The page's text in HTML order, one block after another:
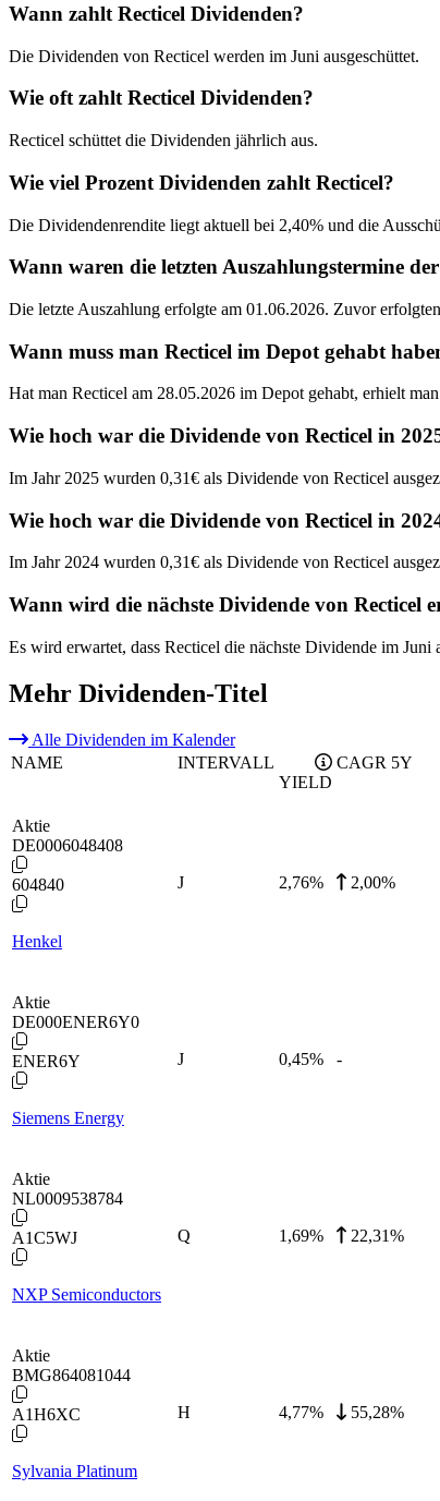
Wann zahlt Recticel Dividenden?
Die Dividenden von Recticel werden im Juni ausgeschüttet.
Wie oft zahlt Recticel Dividenden?
Recticel schüttet die Dividenden jährlich aus.
Wie viel Prozent Dividenden zahlt Recticel?
Die Dividendenrendite liegt aktuell bei 2,40% und die
Wann waren die letzten Auszahlungstermine
Die letzte Auszahlung erfolgte am 01.06.2026. Zuvor
Wann muss man Recticel im Depot gehabt
Hat man Recticel am 28.05.2026 im Depot gehabt, erhielt
Wie hoch war die Dividende von Recticel in
Im Jahr 2025 wurden 0,31€ als Dividende von Recticel
Wie hoch war die Dividende von Recticel in
Im Jahr 2024 wurden 0,31€ als Dividende von Recticel
Wann wird die nächste Dividende von Recticel
Es wird erwartet, dass Recticel die nächste Dividende im Juni
Mehr Dividenden-Titel
Alle Dividenden im Kalender
NAME
INTERVALL
YIELD
CAGR 5Y
Aktie
DE0006048408
604840
Henkel
J 2,76% 2,00%
Aktie
DE000ENER6Y0
ENER6Y
Siemens Energy
J 0,45% -
Aktie
NL0009538784
A1C5WJ
NXP Semiconductors
Q 1,69% 22,31%
Aktie
BMG864081044
A1H6XC
Sylvania Platinum
H 4,77% 55,28%